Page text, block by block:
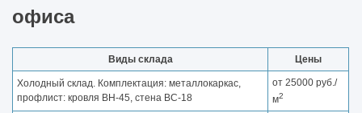
офиса
Виды склада Цены
Холодный склад. Комплектация: металлокаркас,
профлист: кровля ВН-45, стена ВС-18
от 25000 руб./
м2